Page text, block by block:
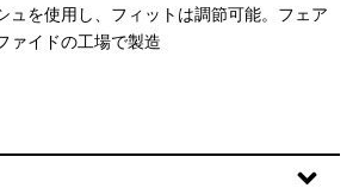
ュを使用し、フィットは調節可能。フェア
ァイドの工場で製造